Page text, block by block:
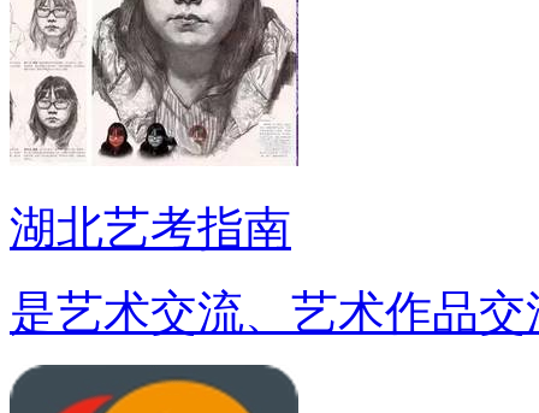
湖北艺考指南
是艺术交流、艺术作品